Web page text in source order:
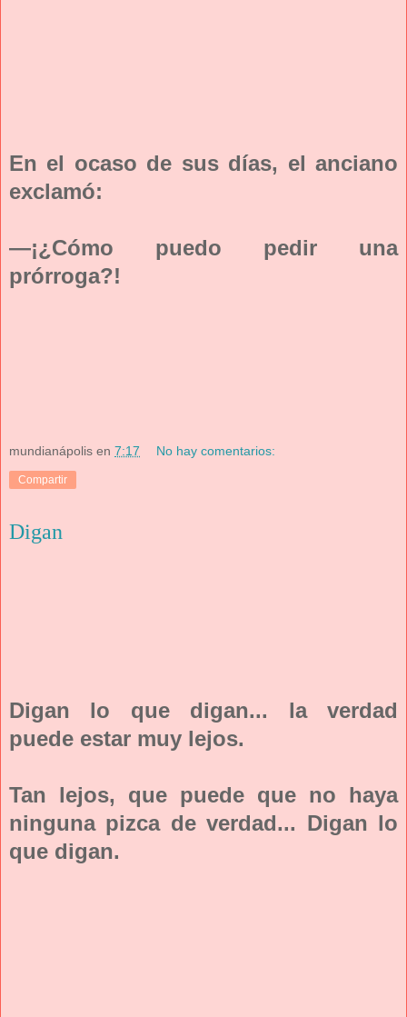
En el ocaso de sus días, el anciano
exclamó:
—¡¿Cómo puedo pedir una
prórroga?!
mundianápolis en 7:17 No hay comentarios:
Compartir
Digan
Digan lo que digan... la verdad
puede estar muy lejos.
Tan lejos, que puede que no haya
ninguna pizca de verdad... Digan lo
que digan.